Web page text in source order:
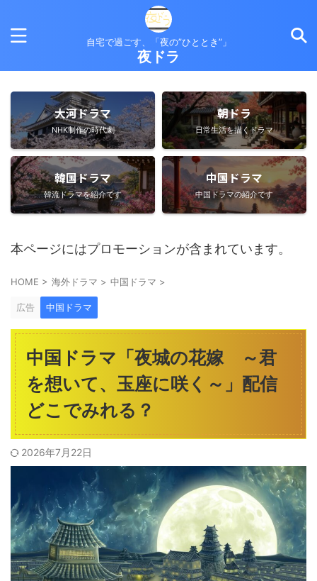
自宅で過ごす、「夜の”ひととき”」
夜ドラ
大河ドラマ
NHK制作の時代劇
朝ドラ
日常生活を描くドラマ
韓国ドラマ
韓流ドラマを紹介です
中国ドラマ
中国ドラマの紹介です
本ページにはプロモーションが含まれています。
HOME > 海外ドラマ > 中国ドラマ >
広告 中国ドラマ
中国ドラマ「夜城の花嫁 ～君
を想いて、玉座に咲く～」配信
どこでみれる？
2026年7月22日